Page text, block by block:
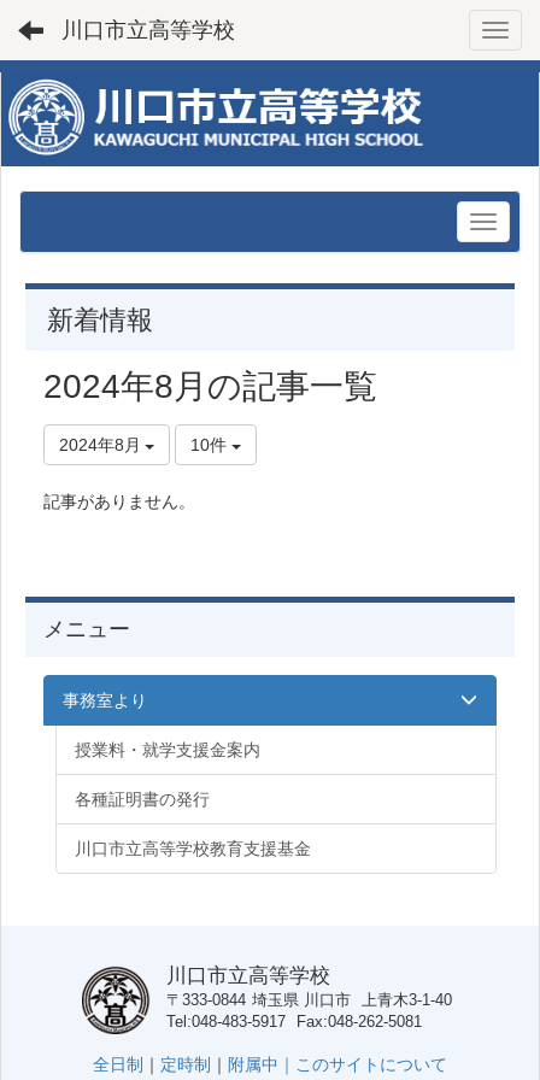
川口市立高等学校
新着情報
2024年8月の記事一覧
2024年8月 10件
記事がありません。
メニュー
事務室より
授業料・就学支援金案内
各種証明書の発行
川口市立高等学校教育支援基金
川口市立高等学校
〒333-0844 埼玉県 川口市 上青木3-1-40
Tel 048-483-5917 Fax 048-262-5081
全日制 ｜ 定時制 ｜ 附属中｜ このサイトについて